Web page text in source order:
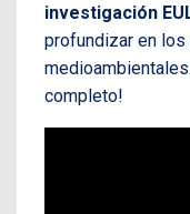
investigación
profundizar en
completo!